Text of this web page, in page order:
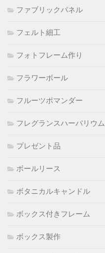
ファブリックパネル
フェルト細工
フォトフレーム作り
フラワーボール
フルーツポマンダー
フレグランスハーバリウム
プレゼント品
ボールリース
ボタニカルキャンドル
ボックス付きフレーム
ボックス製作